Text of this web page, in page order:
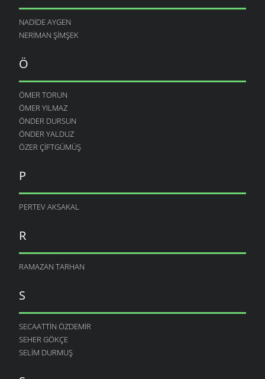
NADIDE AYGEN
NERIMAN ŞIMŞEK
Ö
ÖMER TORUN
ÖMER YILMAZ
ÖNDER DURSUN
ÖNDER YALDUZ
ÖZER ÇIFTGÜMÜŞ
P
PERTEV AKSAKAL
R
RAMAZAN TARHAN
S
SECAATTIN ÖZDEMIR
SEHER GÖKÇE
SELIM DURMUŞ